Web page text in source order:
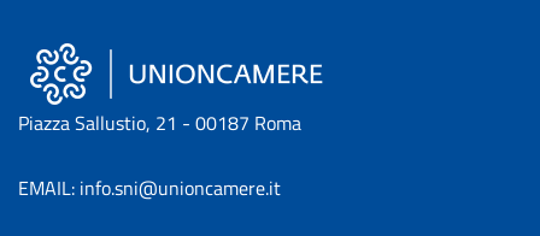
Piazza Sallustio, 21 - 00187 Roma
EMAIL: info.sni@unioncamere.it